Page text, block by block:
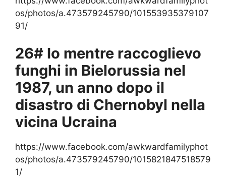
os/photos/a.473579245790/101553935379107
91/
26# Io mentre raccoglievo
funghi in Bielorussia nel
1987, un anno dopo il
disastro di Chernobyl nella
vicina Ucraina
https://www.facebook.com/awkwardfamilyphot
os/photos/a.473579245790/1015821847518579
1/